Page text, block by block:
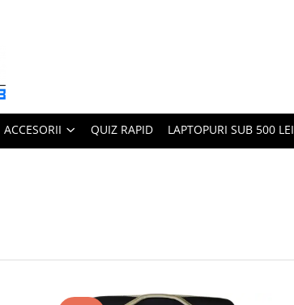
ACCESORII QUIZ RAPID LAPTOPURI SUB 500 LEI